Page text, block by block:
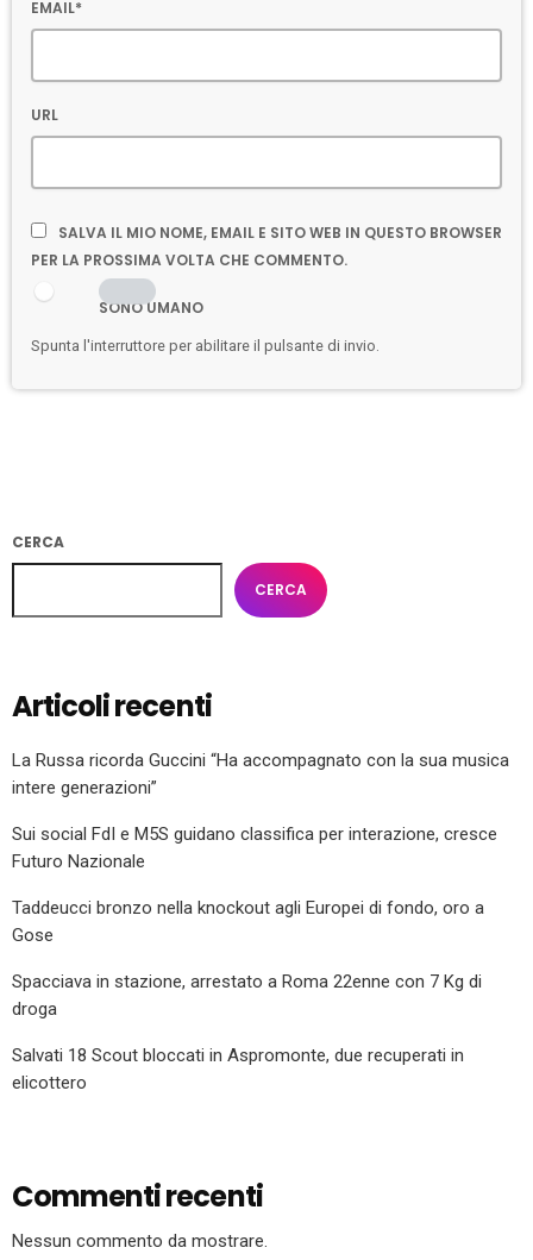
EMAIL*
URL
SALVA IL MIO NOME, EMAIL E SITO WEB IN QUESTO BROWSER
PER LA PROSSIMA VOLTA CHE COMMENTO.
SONO UMANO
Spunta l'interruttore per abilitare il pulsante di invio.
CERCA
CERCA
Articoli recenti
La Russa ricorda Guccini “Ha accompagnato con la sua musica
intere generazioni”
Sui social FdI e M5S guidano classifica per interazione, cresce
Futuro Nazionale
Taddeucci bronzo nella knockout agli Europei di fondo, oro a
Gose
Spacciava in stazione, arrestato a Roma 22enne con 7 Kg di
droga
Salvati 18 Scout bloccati in Aspromonte, due recuperati in
elicottero
Commenti recenti
Nessun commento da mostrare.